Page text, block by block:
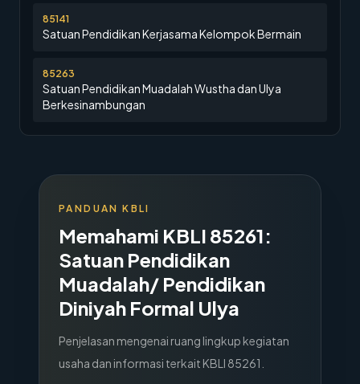
85141
Satuan Pendidikan Kerjasama Kelompok Bermain
85263
Satuan Pendidikan Muadalah Wustha dan Ulya
Berkesinambungan
PANDUAN KBLI
Memahami KBLI 85261:
Satuan Pendidikan
Muadalah/ Pendidikan
Diniyah Formal Ulya
Penjelasan mengenai ruang lingkup kegiatan
usaha dan informasi terkait KBLI 85261